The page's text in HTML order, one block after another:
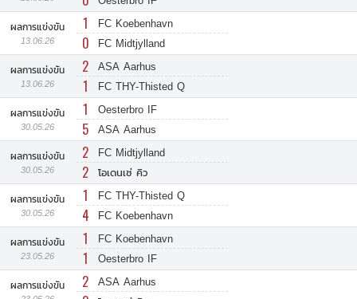
ผลการแข่งขัน
13.06.26
1 FC Koebenhavn
0 FC Midtjylland
ผลการแข่งขัน
13.06.26
2 ASA Aarhus
1 FC THY-Thisted Q
ผลการแข่งขัน
30.05.26
1 Oesterbro IF
5 ASA Aarhus
ผลการแข่งขัน
30.05.26
2 FC Midtjylland
2 โอเดนเซ่ คิว
ผลการแข่งขัน
30.05.26
1 FC THY-Thisted Q
4 FC Koebenhavn
ผลการแข่งขัน
23.05.26
1 FC Koebenhavn
1 Oesterbro IF
ผลการแข่งขัน 2 ASA Aarhus